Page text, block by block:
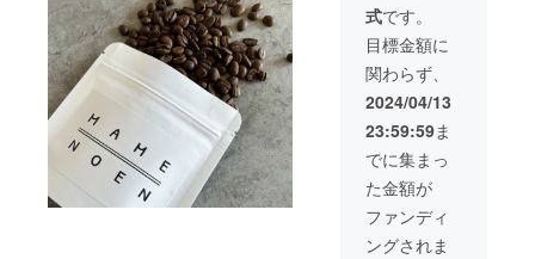
と一緒
に収穫
の体験
ができ
ます。
・有効
期限：
2026年
6月中旬
まで ・
受講方
法：体
験を希
式です。
目標金額に
関わらず、
2024/04/13
23:59:59ま
でに集まっ
た金額が
ファンディ
ングされま